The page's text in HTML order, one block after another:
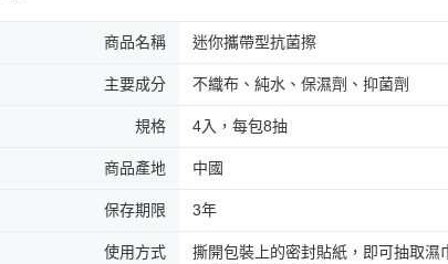
商品名稱 迷你攜帶型抗菌擦
主要成分 不織布、純水、保濕劑、抑菌劑
規格 4入，每包8抽
商品產地 中國
保存期限 3年
使用方式
撕開包裝上的密封貼紙，即可抽取